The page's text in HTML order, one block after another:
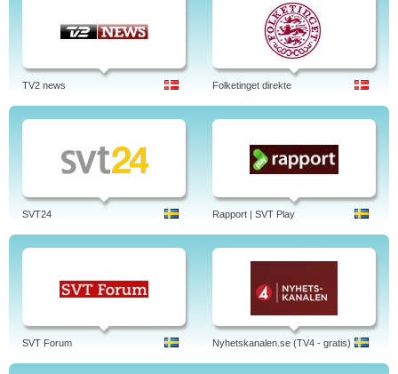
TV2 news Folketinget direkte
SVT24 Rapport | SVT Play
SVT Forum Nyhetskanalen.se (TV4 - gratis)